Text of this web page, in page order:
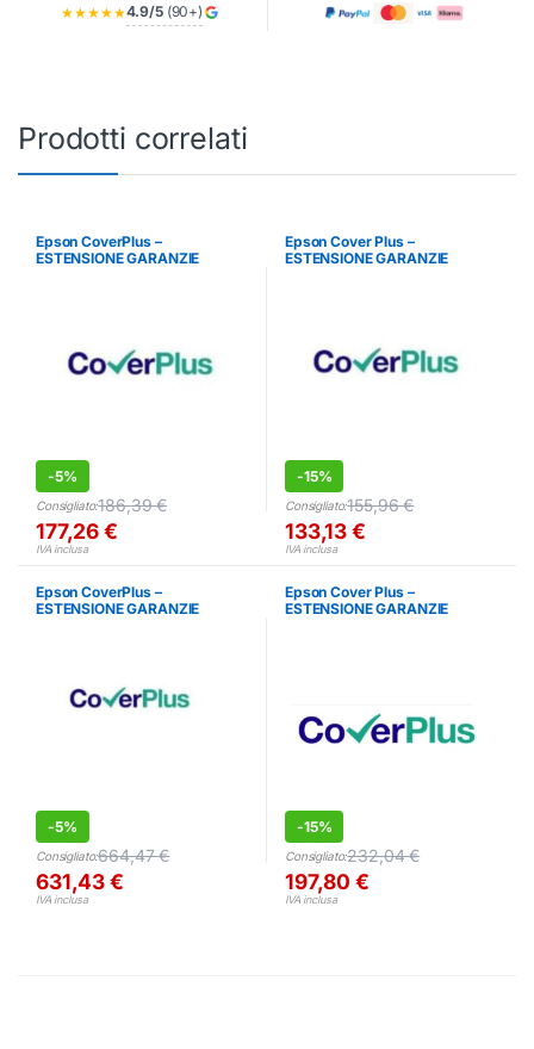
★★★★★4.9/5(90+)
Prodotti correlati
Epson CoverPlus –
ESTENSIONE GARANZIE
-5%
Consigliato:186,39€
177,26€
IVA inclusa
Epson Cover Plus –
ESTENSIONE GARANZIE
-15%
Consigliato:155,96€
133,13€
IVA inclusa
Epson CoverPlus –
ESTENSIONE GARANZIE
-5%
Consigliato:664,47€
631,43€
IVA inclusa
Epson Cover Plus –
ESTENSIONE GARANZIE
-15%
Consigliato:232,04€
197,80€
IVA inclusa